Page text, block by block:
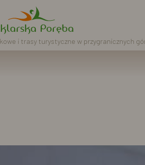
i trasy turystyczne w przygranicznych